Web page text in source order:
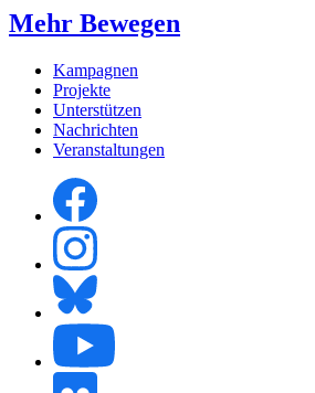
Mehr Bewegen
Kampagnen
Projekte
Unterstützen
Nachrichten
Veranstaltungen